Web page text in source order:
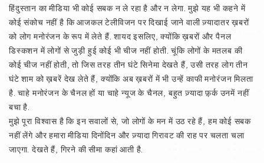
हिंदुस्तान का मीडिया भी कोई सबक न ले रहा है और न लेगा. मुझे यह भी कहने में
कोई संकोच नहीं है कि आजकल टेलीविजन पर दिखाई जाने वाली ज़्यादातर ख़बरों
को लोग मनोरंजन के रूप में लेते हैं. शायद इसलिए, क्योंकि ख़बरों और पैनल
डिस्कशन में लोगों से जुड़ी हुई कोई भी चीज नहीं होती. चूंकि लोगों के मतलब की
कोई चीज नहीं होती, तो जिस तरह तीन घंटे सिनेमा देखते हैं, उसी तरह लोग तीन
घंटे शाम को ख़बरें देख लेते हैं, क्योंकि अब ख़बरों में भी उन्हें काफी मनोरंजन मिलता
है. चाहे मनोरंजन के चैनल हों या चाहे न्यूज के चैनल, बहुत ज़्यादा फ़़र्क उनमें नहीं
बचा है.
मुझे पूरा विश्‍वास है कि इन सवालों से, जो लोगों के मन में उठ रहे हैं, हम कोई सबक
नहीं लेंगे और हमारा मीडिया दिनोंदिन और ज़्यादा गिरावट की राह पर चलता चला
जाएगा. देखते हैं, गिरने की सीमा कहां आती है.